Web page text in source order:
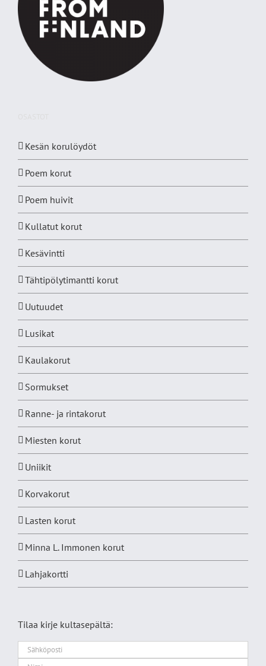
Kesän korulöydöt
Poem korut
Poem huivit
Kullatut korut
Kesävintti
Tähtipölytimantti korut
Uutuudet
Lusikat
Kaulakorut
Sormukset
Ranne- ja rintakorut
Miesten korut
Uniikit
Korvakorut
Lasten korut
Minna L. Immonen korut
Lahjakortti
Tilaa kirje kultasepältä: